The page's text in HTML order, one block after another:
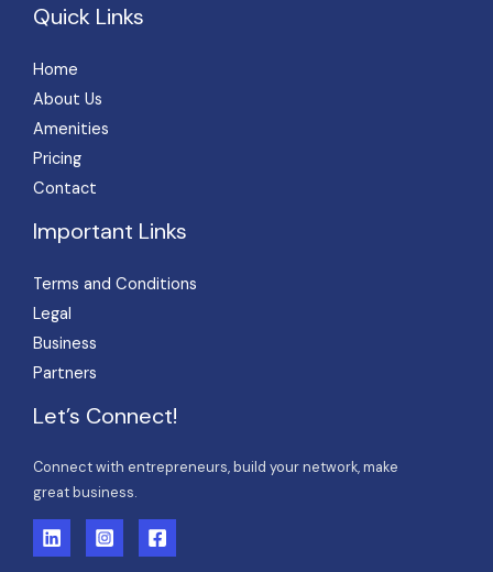
Quick Links
Home
About Us
Amenities
Pricing
Contact
Important Links
Terms and Conditions
Legal
Business
Partners
Let’s Connect!
Connect with entrepreneurs, build your network, make
great business.